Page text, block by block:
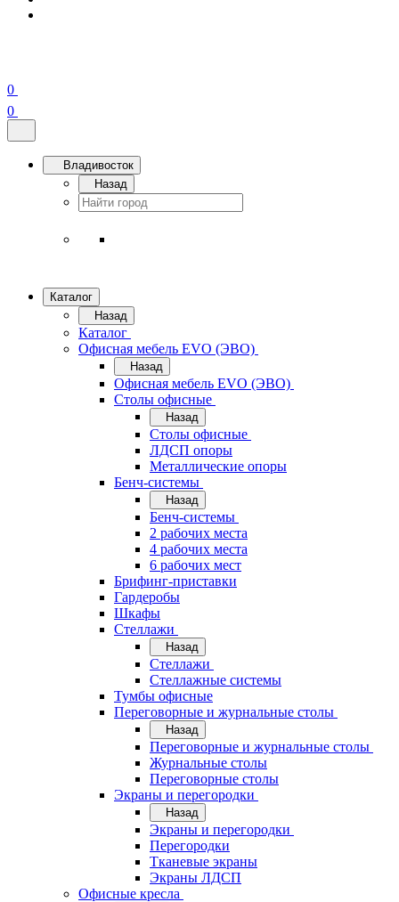
0
0
Владивосток
Назад
Каталог
Назад
Каталог
Офисная мебель EVO (ЭВО)
Назад
Офисная мебель EVO (ЭВО)
Cтолы офисные
Назад
Cтолы офисные
ЛДСП опоры
Металлические опоры
Бенч-системы
Назад
Бенч-системы
2 рабочих места
4 рабочих места
6 рабочих мест
Брифинг-приставки
Гардеробы
Шкафы
Стеллажи
Назад
Стеллажи
Стеллажные системы
Тумбы офисные
Переговорные и журнальные столы
Назад
Переговорные и журнальные столы
Журнальные столы
Переговорные столы
Экраны и перегородки
Назад
Экраны и перегородки
Перегородки
Тканевые экраны
Экраны ЛДСП
Офисные кресла